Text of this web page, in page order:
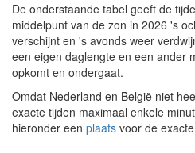
De onderstaande tabel geeft de
middelpunt van de zon in 2026 's
verschijnt en 's avonds weer
een eigen daglengte en een ander
opkomt en ondergaat.
Omdat Nederland en België niet
exacte tijden maximaal enkele
hieronder een plaats voor de